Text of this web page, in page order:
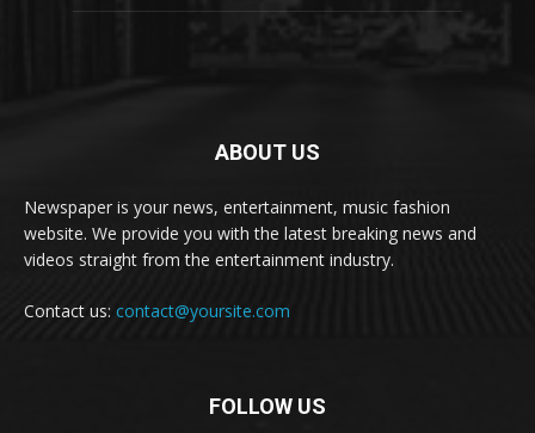
ABOUT US
Newspaper is your news, entertainment, music fashion
website. We provide you with the latest breaking news and
videos straight from the entertainment industry.
Contact us: contact@yoursite.com
FOLLOW US